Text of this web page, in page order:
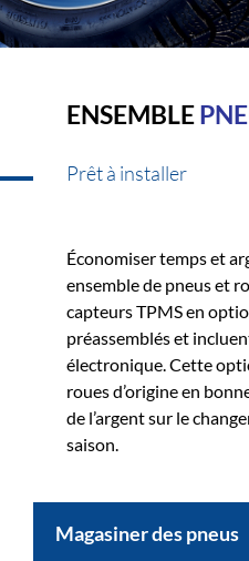
ENSEMBLE
Prêt à installer
Économiser temps et
ensemble de pneus et
capteurs TPMS en
préassemblés et
électronique. Cette
roues d’origine en
de l’argent sur le
saison.
Magasiner des pneus